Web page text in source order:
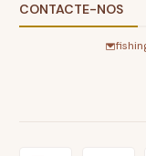
CONTACTE-NOS